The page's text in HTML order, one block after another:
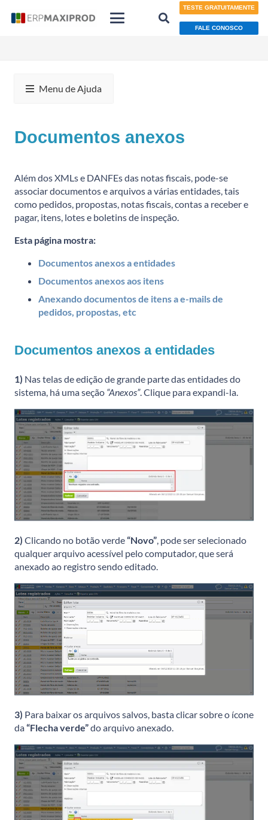
TESTE GRATUITAMENTE
FALE CONOSCO
Menu de Ajuda
Documentos anexos
Além dos XMLs e DANFEs das notas fiscais, pode-se
associar documentos e arquivos a várias entidades, tais
como pedidos, propostas, notas fiscais, contas a receber e
pagar, itens, lotes e boletins de inspeção.
Esta página mostra:
Documentos anexos a entidades
Documentos anexos aos itens
Anexando documentos de itens a e-mails de
pedidos, propostas, etc
Documentos anexos a entidades
1) Nas telas de edição de grande parte das entidades do
sistema, há uma seção “Anexos”. Clique para expandi-la.
2) Clicando no botão verde“Novo”, pode ser selecionado
qualquer arquivo acessível pelo computador, que será
anexado ao registro sendo editado.
3) Para baixar os arquivos salvos, basta clicar sobre o ícone
da“Flecha verde”do arquivo anexado.